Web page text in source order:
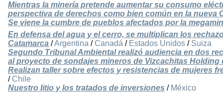
Mientras la minería pretende aumentar su consumo
perspectiva de derechos como bien común en la nueva
Se viene la cumbre de pueblos afectados por la
En defensa del agua y el cerro, se multiplican los
Catamarca /Argentina / Canadá / Estados Unidos / Suiza
Segundo Tribunal Ambiental realizó audiencia en dos
al proyecto de sondajes mineros de Vizcachitas Holding
Realizan taller sobre efectos y resistencias de mujeres
/ Chile
Nuestro litio y los tratados de inversiones / México